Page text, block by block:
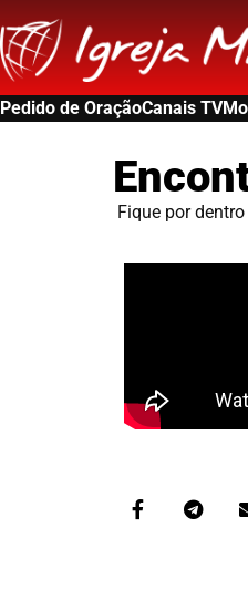
Pedido de OraçãoCanais TV
Fique por